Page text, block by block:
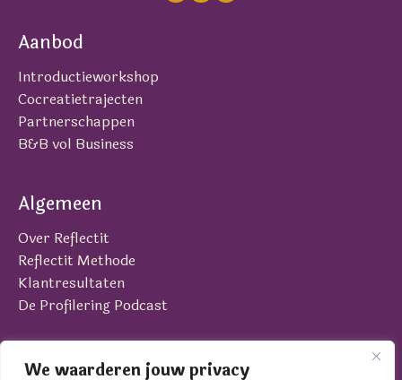
We waarderen jouw privacy
Aanbod
Introductieworkshop
Cocreatietrajecten
Partnerschappen
B&B vol Business
Algemeen
Over Reflectit
Reflectit Methode
Klantresultaten
De Profilering Podcast
Contact